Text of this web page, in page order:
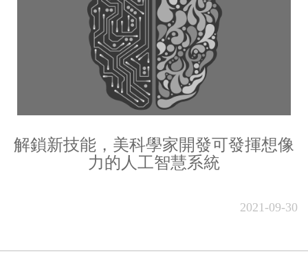
解鎖新技能，美科學家開發可發揮想像
力的人工智慧系統
2021-09-30